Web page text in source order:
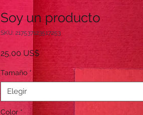
Soy un producto
SKU: 217537123517253
25,00 US$Precio
Tamaño *
Elegir
Color *